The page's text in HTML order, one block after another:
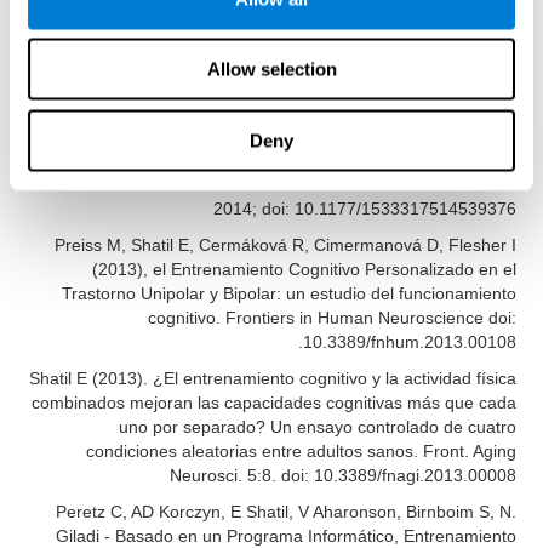
Allow selection
Deny
المراجع
Bucher, Aubrey French, Sara Horton, Rachel F. Loefflad, Phillip
Rouse. Computer-Based Cognitive Training for Individuals With
2014; doi: 10.1177/1533317514539376
Preiss M, Shatil E, Cermáková R, Cimermanová D, Flesher I
(2013), el Entrenamiento Cognitivo Personalizado en el
Trastorno Unipolar y Bipolar: un estudio del funcionamiento
cognitivo. Frontiers in Human Neuroscience doi:
10.3389/fnhum.2013.00108.
Shatil E (2013). ¿El entrenamiento cognitivo y la actividad física
combinados mejoran las capacidades cognitivas más que cada
uno por separado? Un ensayo controlado de cuatro
condiciones aleatorias entre adultos sanos. Front. Aging
Neurosci. 5:8. doi: 10.3389/fnagi.2013.00008
Peretz C, AD Korczyn, E Shatil, V Aharonson, Birnboim S, N.
Giladi - Basado en un Programa Informático, Entrenamiento